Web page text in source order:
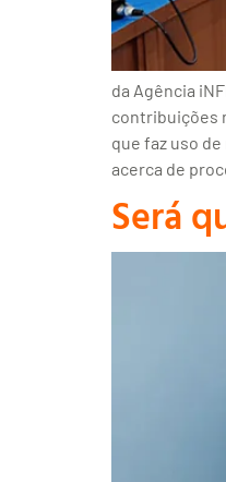
da Agência
contribuições
que faz uso
acerca de
Será